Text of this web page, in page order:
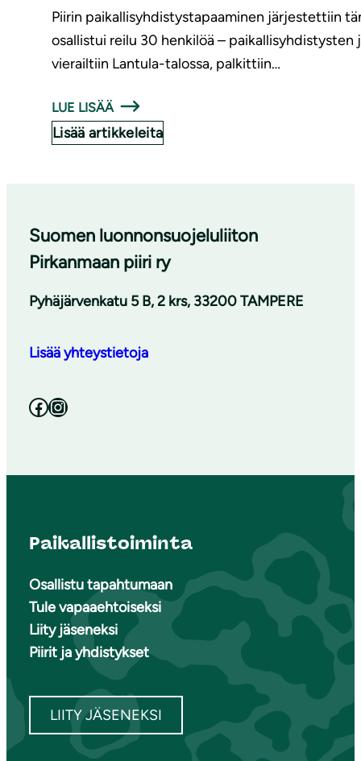
Piirin paikallisyhdistystapaaminen järjestettiin
osallistui reilu 30 henkilöä –
vierailtiin Lantula-talossa, palkittiin…
LUE LISÄÄ
Lisää artikkeleita
Suomen luonnonsuojeluliiton
Pirkanmaan piiri ry
Pyhäjärvenkatu 5 B, 2 krs, 33200 TAMPERE
Lisää yhteystietoja
Facebook Instagram
Paikallistoiminta
Osallistu tapahtumaan
Tule vapaaehtoiseksi
Liity jäseneksi
Piirit ja yhdistykset
LIITY JÄSENEKSI